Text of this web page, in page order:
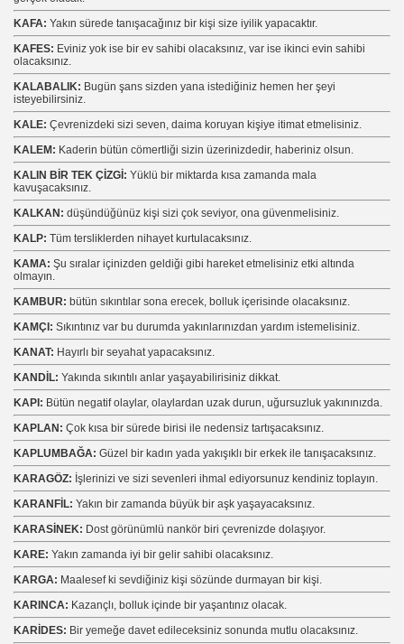
KAFA: Yakın sürede tanışacağınız bir kişi size iyilik yapacaktır.
KAFES: Eviniz yok ise bir ev sahibi olacaksınız, var ise ikinci evin sahibi
olacaksınız.
KALABALIK: Bugün şans sizden yana istediğiniz hemen her şeyi
isteyebilirsiniz.
KALE: Çevrenizdeki sizi seven, daima koruyan kişiye itimat etmelisiniz.
KALEM: Kaderin bütün cömertliği sizin üzerinizdedir, haberiniz olsun.
KALIN BİR TEK ÇİZGİ: Yüklü bir miktarda kısa zamanda mala
kavuşacaksınız.
KALKAN: düşündüğünüz kişi sizi çok seviyor, ona güvenmelisiniz.
KALP: Tüm tersliklerden nihayet kurtulacaksınız.
KAMA: Şu sıralar içinizden geldiği gibi hareket etmelisiniz etki altında
olmayın.
KAMBUR: bütün sıkıntılar sona erecek, bolluk içerisinde olacaksınız.
KAMÇI: Sıkıntınız var bu durumda yakınlarınızdan yardım istemelisiniz.
KANAT: Hayırlı bir seyahat yapacaksınız.
KANDİL: Yakında sıkıntılı anlar yaşayabilirisiniz dikkat.
KAPI: Bütün negatif olaylar, olaylardan uzak durun, uğursuzluk yakınınızda.
KAPLAN: Çok kısa bir sürede birisi ile nedensiz tartışacaksınız.
KAPLUMBAĞA: Güzel bir kadın yada yakışıklı bir erkek ile tanışacaksınız.
KARAGÖZ: İşlerinizi ve sizi sevenleri ihmal ediyorsunuz kendiniz toplayın.
KARANFİL: Yakın bir zamanda büyük bir aşk yaşayacaksınız.
KARASİNEK: Dost görünümlü nankör biri çevrenizde dolaşıyor.
KARE: Yakın zamanda iyi bir gelir sahibi olacaksınız.
KARGA: Maalesef ki sevdiğiniz kişi sözünde durmayan bir kişi.
KARINCA: Kazançlı, bolluk içinde bir yaşantınız olacak.
KARİDES: Bir yemeğe davet edileceksiniz sonunda mutlu olacaksınız.